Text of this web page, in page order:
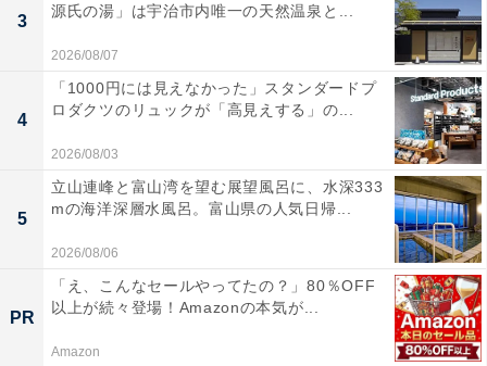
3
源氏の湯」は宇治市内唯一の天然温泉と...
2026/08/07
4
「1000円には見えなかった」スタンダードプ
ロダクツのリュックが「高見えする」の...
2026/08/03
5
立山連峰と富山湾を望む展望風呂に、水深333
mの海洋深層水風呂。富山県の人気日帰...
2026/08/06
PR
「え、こんなセールやってたの？」80％OFF
以上が続々登場！Amazonの本気が...
Amazon